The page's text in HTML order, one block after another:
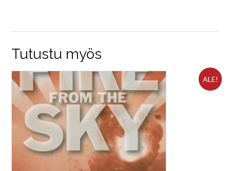
Tutustu myös
ALE!